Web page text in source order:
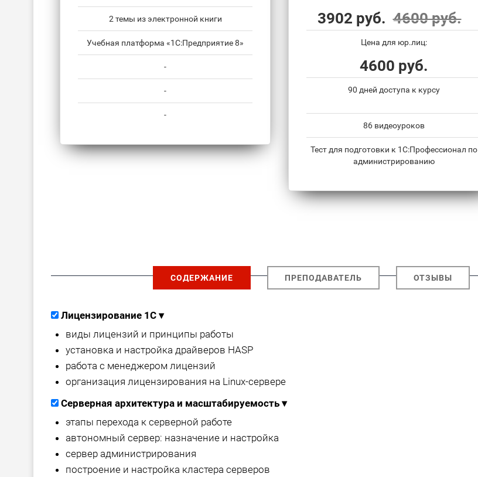
2 темы из электронной книги
Учебная платформа «1С:Предприятие 8»
-
-
-
3902 руб. 4600 руб.
Цена для юр.лиц:
4600 руб.
90 дней доступа к курсу
86 видеоуроков
Тест для подготовки к 1С:Профессионал по
администрированию
СОДЕРЖАНИЕ ПРЕПОДАВАТЕЛЬ ОТЗЫВЫ
Лицензирование 1С ▾
виды лицензий и принципы работы
установка и настройка драйверов HASP
работа с менеджером лицензий
организация лицензирования на Linux-сервере
Серверная архитектура и масштабируемость ▾
этапы перехода к серверной работе
автономный сервер: назначение и настройка
сервер администрирования
построение и настройка кластера серверов